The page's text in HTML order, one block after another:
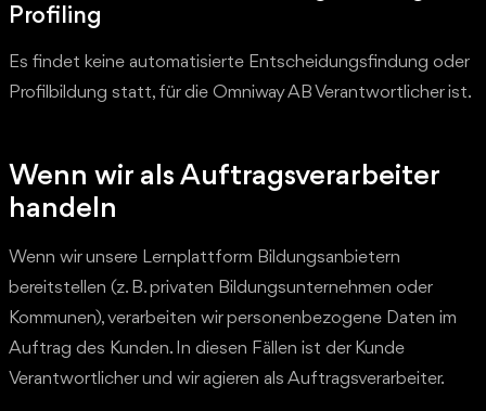
Profiling
Es findet keine automatisierte Entscheidungsfindung oder
Profilbildung statt, für die Omniway AB Verantwortlicher ist.
Wenn wir als Auftragsverarbeiter
handeln
Wenn wir unsere Lernplattform Bildungsanbietern
bereitstellen (z. B. privaten Bildungsunternehmen oder
Kommunen), verarbeiten wir personenbezogene Daten im
Auftrag des Kunden. In diesen Fällen ist der Kunde
Verantwortlicher und wir agieren als Auftragsverarbeiter.